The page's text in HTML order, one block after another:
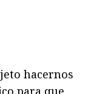
hacernos
para que